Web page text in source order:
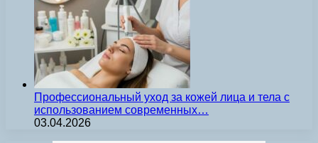
Профессиональный уход за кожей лица и тела с
использованием современных…
03.04.2026